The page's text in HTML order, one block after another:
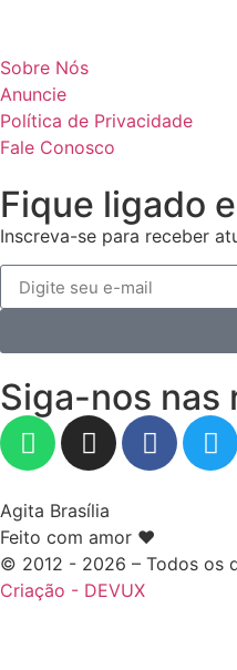
Sobre Nós
Anuncie
Política de Privacidade
Fale Conosco
Fique ligado
Inscreva-se para receber
Siga-nos nas
Agita Brasília
Feito com amor ❤️
© 2012 - 2026 – Todos os
Criação - DEVUX